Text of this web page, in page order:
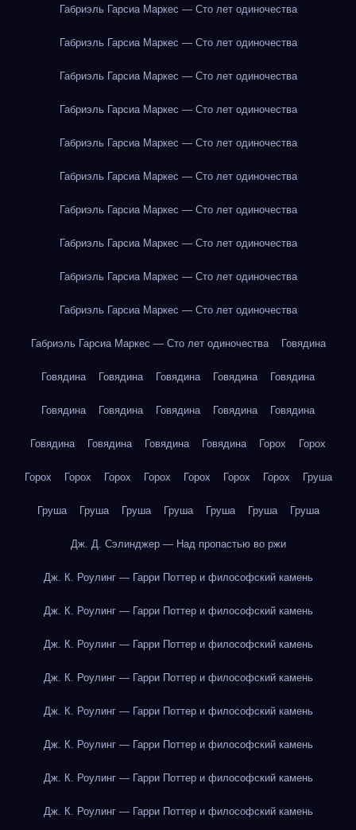
Габриэль Гарсиа Маркес — Сто лет одиночества
Габриэль Гарсиа Маркес — Сто лет одиночества
Габриэль Гарсиа Маркес — Сто лет одиночества
Габриэль Гарсиа Маркес — Сто лет одиночества
Габриэль Гарсиа Маркес — Сто лет одиночества
Габриэль Гарсиа Маркес — Сто лет одиночества
Габриэль Гарсиа Маркес — Сто лет одиночества
Габриэль Гарсиа Маркес — Сто лет одиночества
Габриэль Гарсиа Маркес — Сто лет одиночества
Габриэль Гарсиа Маркес — Сто лет одиночества
Габриэль Гарсиа Маркес — Сто лет одиночества Говядина
Говядина Говядина Говядина Говядина Говядина
Говядина Говядина Говядина Говядина Говядина
Говядина Говядина Говядина Говядина Горох Горох
Горох Горох Горох Горох Горох Горох Горох Груша
Груша Груша Груша Груша Груша Груша Груша
Дж. Д. Сэлинджер — Над пропастью во ржи
Дж. К. Роулинг — Гарри Поттер и философский камень
Дж. К. Роулинг — Гарри Поттер и философский камень
Дж. К. Роулинг — Гарри Поттер и философский камень
Дж. К. Роулинг — Гарри Поттер и философский камень
Дж. К. Роулинг — Гарри Поттер и философский камень
Дж. К. Роулинг — Гарри Поттер и философский камень
Дж. К. Роулинг — Гарри Поттер и философский камень
Дж. К. Роулинг — Гарри Поттер и философский камень